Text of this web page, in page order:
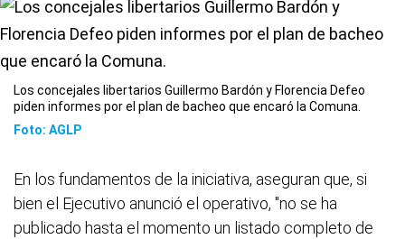
Los concejales libertarios Guillermo Bardón y Florencia Defeo
piden informes por el plan de bacheo que encaró la Comuna.
Foto: AGLP
En los fundamentos de la iniciativa, aseguran que, si
bien el Ejecutivo anunció el operativo, "no se ha
publicado hasta el momento un listado completo de